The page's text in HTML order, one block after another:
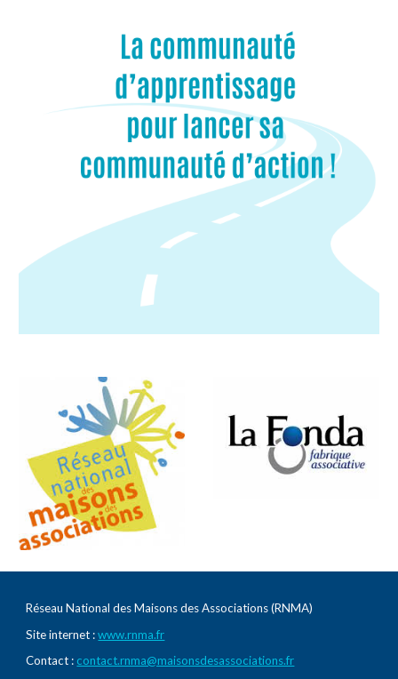
Réseau National des Maisons des Associations (RNMA)
Site internet :www.rnma.fr
Contact : contact.rnma@maisonsdesassociations.fr